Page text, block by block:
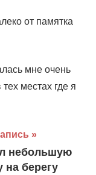
от памятка
мне очень
местах где я
небольшую
на берегу